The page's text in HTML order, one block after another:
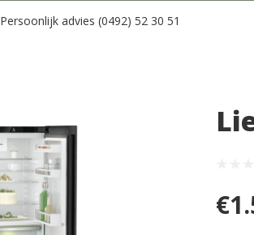
Persoonlijk advies (0492) 52 30 51